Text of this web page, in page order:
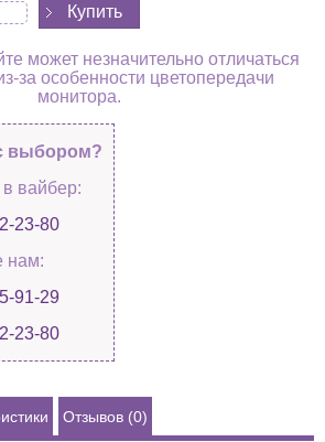
может незначительно отличаться
за особенности цветопередачи
монитора.
выбором?
вайбер:
23-80
нам:
91-29
23-80
Отзывов (0)